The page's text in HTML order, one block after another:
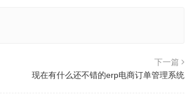
下一篇
现在有什么还不错的erp电商订单管理系统